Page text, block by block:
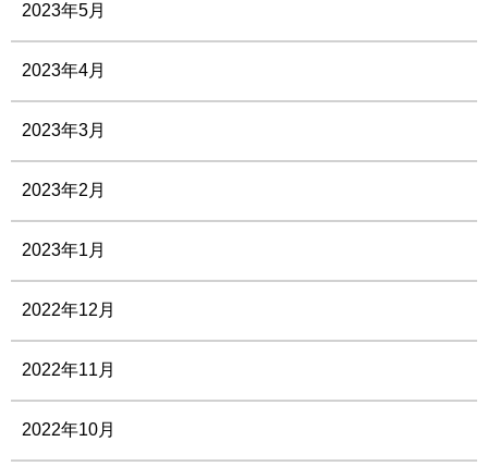
2023年5月
2023年4月
2023年3月
2023年2月
2023年1月
2022年12月
2022年11月
2022年10月